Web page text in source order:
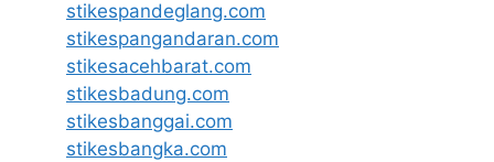
stikespandeglang.com
stikespangandaran.com
stikesacehbarat.com
stikesbadung.com
stikesbanggai.com
stikesbangka.com